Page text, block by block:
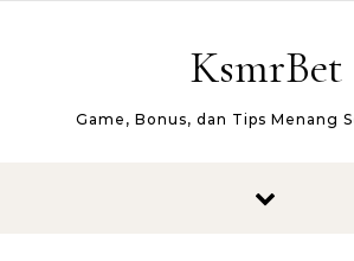
KsmrBet
Game, Bonus, dan Tips Menang